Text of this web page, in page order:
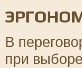
В
при